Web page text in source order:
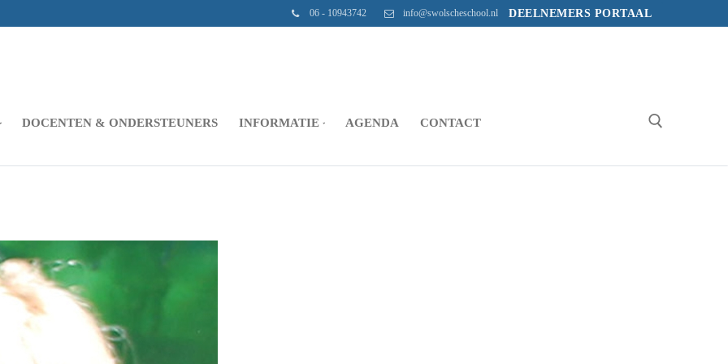
06 - 10943742 info@swolscheschool.nl DEELNEMERS PORTAAL
DOCENTEN & ONDERSTEUNERS INFORMATIE AGENDA CONTACT